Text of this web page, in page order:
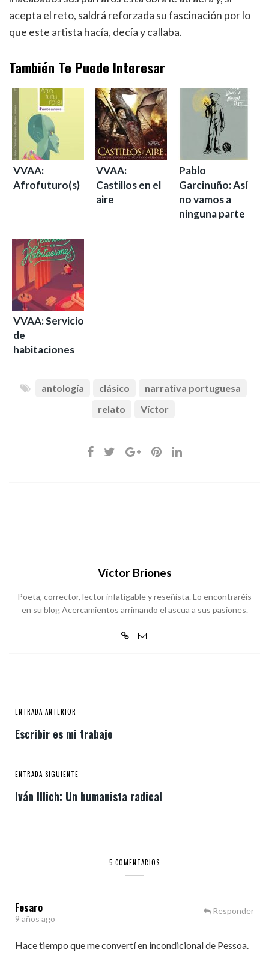
acepta el reto, saldrá reforzada su fascinación por lo
que este artista hacía, decía y callaba.
También Te Puede Interesar
VVAA:
Afrofuturo(s)
VVAA:
Castillos en el
aire
Pablo
Garcinuño: Así
no vamos a
ninguna parte
VVAA: Servicio
de
habitaciones
antología clásico
narrativa portuguesa
relato
Víctor
Víctor Briones
Poeta, corrector, lector infatigable y reseñista. Lo encontraréis
en su blog Acercamientos arrimando el ascua a sus pasiones.
ENTRADA ANTERIOR
Escribir es mi trabajo
ENTRADA SIGUIENTE
Iván Illich: Un humanista radical
5 COMENTARIOS
Fesaro
9 años ago
Hace tiempo que me convertí en incondicional de Pessoa.
Responder